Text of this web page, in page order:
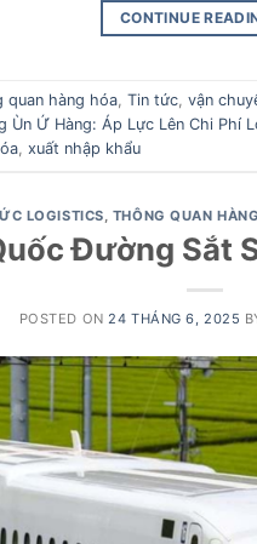
CONTINUE
quan hàng hóa, Tin tức, vận
Ùn Ứ Hàng: Áp Lực Lên Chi Phí
, xuất nhập khẩu
LOGISTICS THÔNG QUAN
Đường Sắt
POSTED ON24 THÁNG 6, 2025